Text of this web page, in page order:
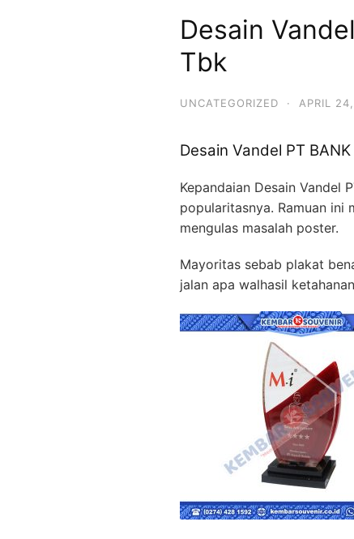
Desain
Tbk
UNCATEGORIZED · APRIL
Desain Vandel PT
Kepandaian Desain Vandel
popularitasnya. Ramuan ini
mengulas masalah poster.
Mayoritas sebab plakat
jalan apa walhasil